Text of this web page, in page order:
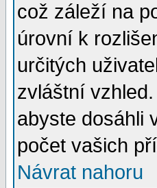
což záleží na
úrovní k
určitých
zvláštní
abyste dosáhli
počet vašich
Návrat nahoru